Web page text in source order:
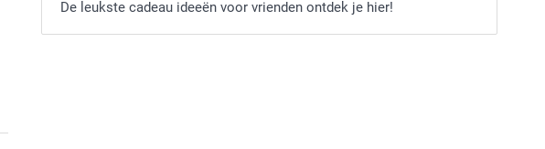
De leukste cadeau ideeën voor vrienden ontdek je hier!